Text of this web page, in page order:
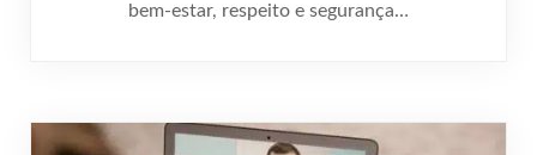
bem-estar, respeito e segurança…